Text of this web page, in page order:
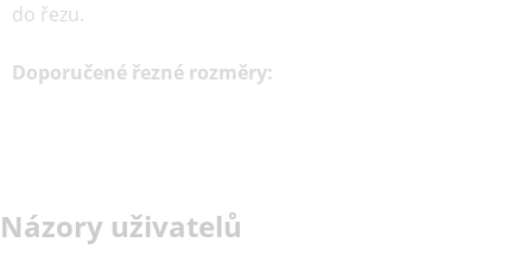
do řezu.
Doporučené řezné rozměry:
Názory uživatelů